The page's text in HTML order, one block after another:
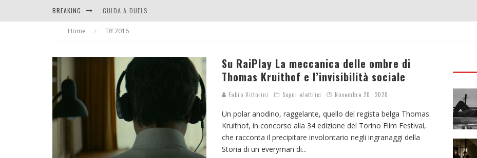
BREAKING GUIDA A DUELS
CONTRIBUTORS
Home Tff 2016
Su RaiPlay La meccanica delle ombre di
Thomas Kruithof e l’invisibilità sociale
Fabio Vittorini Sogni elettrici Novembre 20, 2020
Un polar anodino, raggelante, quello del regista belga Thomas
Kruithof, in concorso alla 34 edizione del Torino Film Festival,
che racconta il precipitare involontario negli ingranaggi della
Storia di un everyman di...